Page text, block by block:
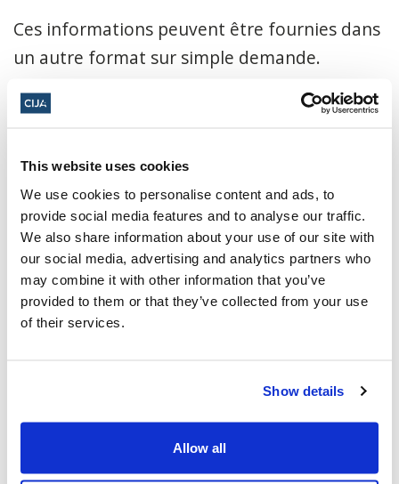
This website uses cookies
We use cookies to personalise content and ads, to
provide social media features and to analyse our traffic.
We also share information about your use of our site with
our social media, advertising and analytics partners who
may combine it with other information that you’ve
provided to them or that they’ve collected from your use
of their services.
Show details
Allow all
Ces informations peuvent être fournies dans
un autre format sur simple demande.
Cliquez ici pour vous inscrire.
20 avril 2026, de 19 h à 21 h (heure du
Centre)
À confirmer lors de l'inscription ·
Winnipeg, Manitoba, Canada
Ajouter au calendrier :
Yom HaZikaron 2026